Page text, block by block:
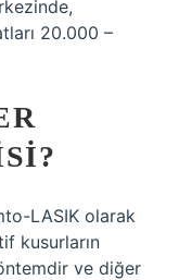
20.000 –
LASIK olarak
kusurların
ve diğer